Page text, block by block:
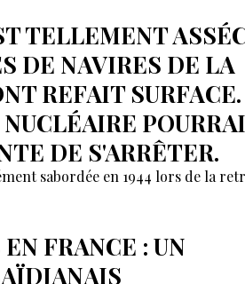
TELLEMENT
DE NAVIRES DE LA
REFAIT SURFACE.
DE S'ARRÊTER.
sabordée en 1944 lors de la
FRANCE : UN